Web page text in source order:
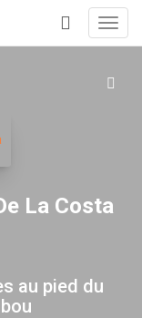
+
La Costa
au pied du